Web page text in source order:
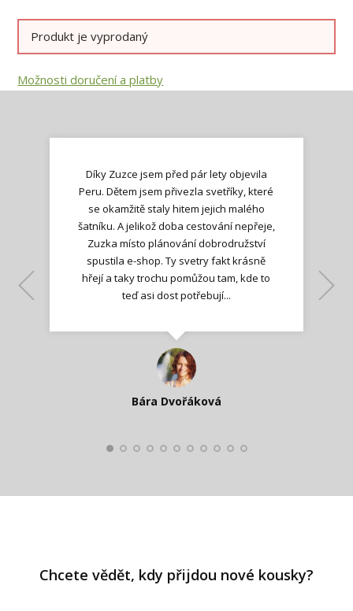
Produkt je vyprodaný
Možnosti doručení a platby
Díky Zuzce jsem před pár lety objevila
Peru. Dětem jsem přivezla svetříky, které
se okamžitě staly hitem jejich malého
šatníku. A jelikož doba cestování nepřeje,
Zuzka místo plánování dobrodružství
spustila e-shop. Ty svetry fakt krásně
hřejí a taky trochu pomůžou tam, kde to
teď asi dost potřebují...
Bára Dvořáková
Jana T.
Kateřina Veleta Štěpánová
Ilona M.
Lenka K.
Nadšená zpráva
Katka Perháčová
Smolková
Lenka K.
Chcete vědět, kdy přijdou nové kousky?